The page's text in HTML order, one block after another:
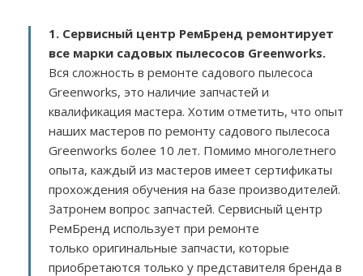
1. Сервисный центр РемБренд ремонтирует
все марки садовых пылесосов Greenworks.
Вся сложность в ремонте садового пылесоса
Greenworks, это наличие запчастей и
квалификация мастера. Хотим отметить, что опыт
наших мастеров по ремонту садового пылесоса
Greenworks более 10 лет. Помимо многолетнего
опыта, каждый из мастеров имеет сертификаты
прохождения обучения на базе производителей.
Затронем вопрос запчастей. Сервисный центр
РемБренд использует при ремонте
только оригинальные запчасти, которые
приобретаются только у представителя бренда в